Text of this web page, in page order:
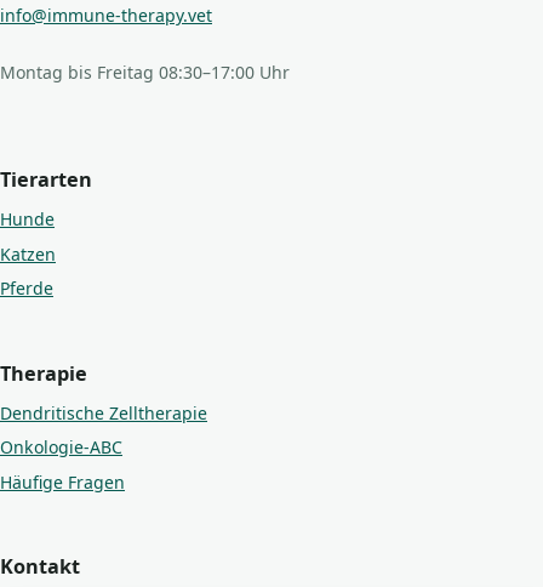
info@immune-therapy.vet
Montag bis Freitag 08:30–17:00 Uhr
Tierarten
Hunde
Katzen
Pferde
Therapie
Dendritische Zelltherapie
Onkologie-ABC
Häufige Fragen
Kontakt